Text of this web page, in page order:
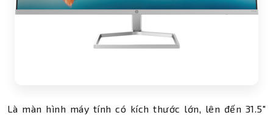
Là màn hình máy tính có kích thước lớn, lên đến 31.5"